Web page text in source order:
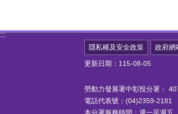
:::
隱私權及安全政策 政府網
更新日期：115-08-05
勞動力發展署中彰投分署：
電話代表號：(04)2359-